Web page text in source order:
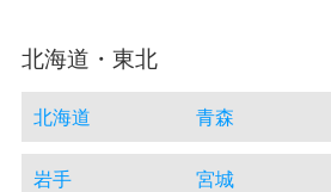
北海道・東北
北海道 青森
岩手 宮城